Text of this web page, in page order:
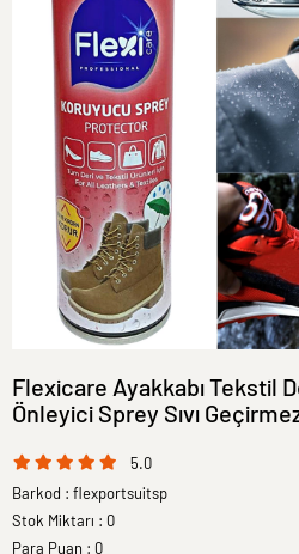
Flexicare Ayakkabı Tekstil
Önleyici Sprey Sıvı
5.0
Barkod : flexportsuitsp
Stok Miktarı : 0
Para Puan : 0